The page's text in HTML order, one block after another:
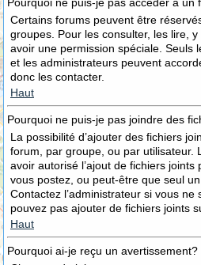
Certains forums peuvent être
groupes. Pour les consulter, les lire,
avoir une permission spéciale. Seuls
et les administrateurs peuvent
donc les contacter.
Haut
Pourquoi ne puis-je pas joindre des
La possibilité d’ajouter des fichiers
forum, par groupe, ou par utilisateur.
avoir autorisé l’ajout de fichiers
vous postez, ou peut-être que seul
Contactez l’administrateur si vous
pouvez pas ajouter de fichiers joints
Haut
Pourquoi ai-je reçu un avertissement?